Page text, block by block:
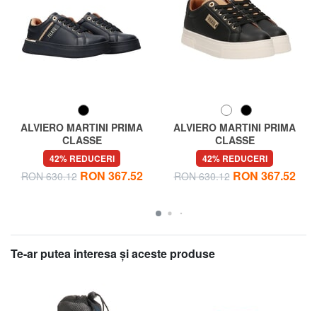
ALVIERO MARTINI PRIMA
CLASSE
GEO Teniși casual
42% REDUCERI
RON 630.12 RON 367.52
ALVIERO MARTINI PRIMA
CLASSE
GEO Teniși pentru femei
42% REDUCERI
RON 630.12 RON 367.52
Te-ar putea interesa şi aceste produse